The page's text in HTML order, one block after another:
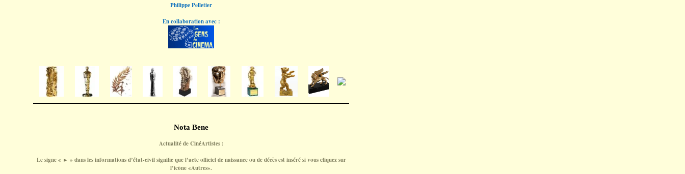
Philippe Pelletier
En collaboration avec :
Nota Bene
Actualité de CinéArtistes :
Le signe « ► » dans les informations d’état-civil signifie que l’acte officiel de naissance ou de décès est inséré si vous cliquez sur
l’icône «Autres».